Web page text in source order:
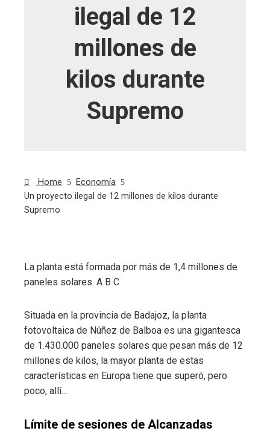
ilegal de 12
millones de
kilos durante
Supremo
Home
Economía
Un proyecto ilegal de 12 millones de kilos durante
Supremo
La planta está formada por más de 1,4 millones de
paneles solares. A B C
Situada en la provincia de Badajoz, la planta
fotovoltaica de Núñez de Balboa es una gigantesca
de 1.430.000 paneles solares que pesan más de 12
millones de kilos, la mayor planta de estas
características en Europa tiene que superó, pero
poco, allí…
Límite de sesiones de Alcanzadas